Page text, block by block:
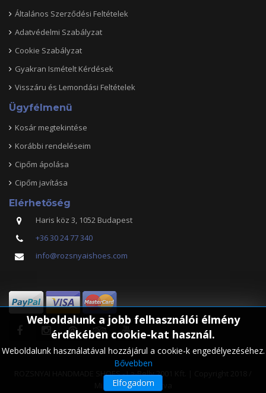
Általános Szerződési Feltételek
Adatvédelmi Szabályzat
Cookie Szabályzat
Gyakran Ismételt Kérdések
Visszáru és Lemondási Feltételek
Ügyfélmenü
Kosár megtekintése
Korábbi rendeléseim
Cipőm ápolása
Cipőm javítása
Elérhetőség
Haris köz 3, 1052 Budapest
+36 30 24 77 340
info@rozsnyaishoes.com
ROZSNYAI HANDMADE SHOES - La-Belly 2001 Kft. | Copyright 2018 /
Minden jog fenntarva
Weboldalunk a jobb felhasználói élmény
érdekében cookie-kat használ.
Weboldalunk használatával hozzájárul a cookie-k engedélyezéséhez.
Bővebben
Elfogadom